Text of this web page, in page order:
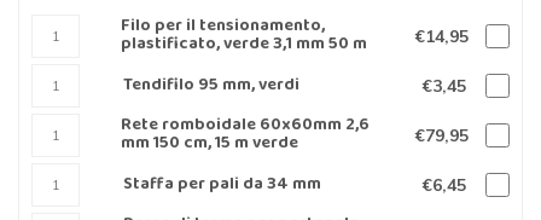
Filo per il tensionamento,
plastificato, verde 3,1 mm 50 m €14,95
Tendifilo 95 mm, verdi €3,45
Rete romboidale 60x60mm 2,6
mm 150 cm, 15 m verde €79,95
Staffa per pali da 34 mm €6,45